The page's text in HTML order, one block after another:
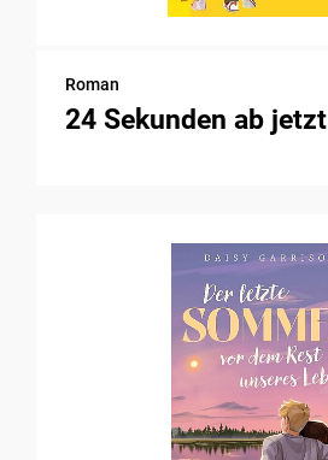
Roman
24 Sekunden ab jetzt